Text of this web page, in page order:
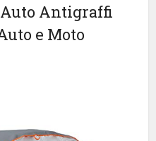
Antigraffi
e Moto